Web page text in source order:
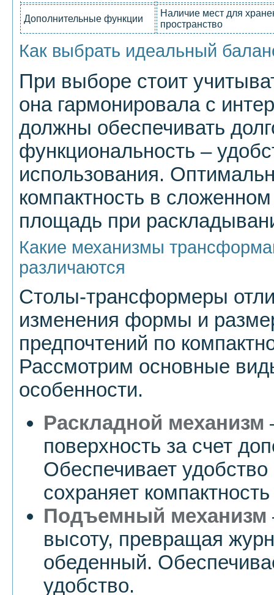
Дополнительные функции
Наличие мест для
пространство
Как выбрать идеальный
При выборе стоит
она гармонировала с
должны обеспечивать
функциональность –
использования.
компактность в
площадь при
Какие механизмы
различаются
Столы-трансформеры
изменения формы и
предпочтений по
Рассмотрим основные
особенности.
Раскладной механизм
поверхность за счет
Обеспечивает
сохраняет
Подъемный механизм
высоту, превращая
обеденный.
удобство.